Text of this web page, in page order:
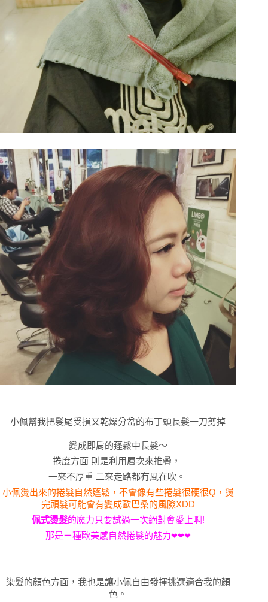
小佩幫我把髮尾受損又乾燥分岔的布丁頭長髮一刀剪掉
變成即肩的蓬鬆中長髮～
捲度方面 則是利用層次來推疊，
一來不厚重 二來走路都有風在吹。
小佩燙出來的捲髮自然蓬鬆，不會像有些捲髮很硬很Q，燙
完頭髮可能會有變成歐巴桑的風險XDD
佩式燙髮的魔力只要試過一次絕對會愛上啊!
那是ㄧ種歐美感自然捲髮的魅力❤❤❤
染髮的顏色方面，我也是讓小佩自由發揮挑選適合我的顏
色。